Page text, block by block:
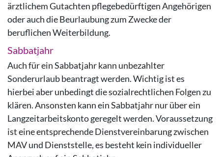
ärztlichem Gutachten pflegebedürftigen Angehörigen
oder auch die Beurlaubung zum Zwecke der
beruflichen Weiterbildung.
Sabbatjahr
Auch für ein Sabbatjahr kann unbezahlter
Sonderurlaub beantragt werden.Wichtig ist es
hierbei aber unbedingt die sozialrechtlichen Folgen zu
klären.Ansonsten kann ein Sabbatjahr nur über ein
Langzeitarbeitskonto geregelt werden. Voraussetzung
ist eine entsprechende Dienstvereinbarung zwischen
MAV und Dienststelle, es besteht kein individueller